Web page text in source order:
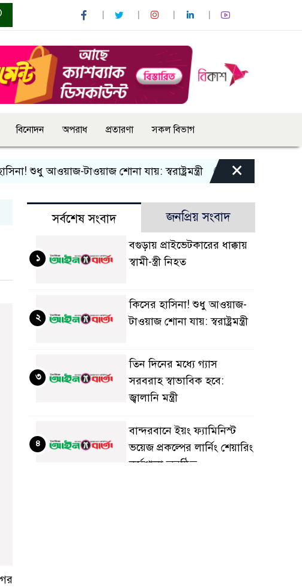
বিনোদন অপরাধ প্রতারণা সকল বিভাগ
শুধু আওয়াজ-টাওয়াজ শোনা যায়: স্বরাষ্ট্রমন্ত্রী তিন দিনের মধ্যে গ্যাস
×
সর্বশেষ সংবাদ জনপ্রিয় সংবাদ
বগুড়ায় প্রাইভেটকারের ধাক্কায়
স্বামী-স্ত্রী নিহত
১
কিসের হাসিনা! শুধু আওয়াজ-
টাওয়াজ শোনা যায়: স্বরাষ্ট্রমন্ত্রী
২
তিন দিনের মধ্যে গ্যাস
সরবরাহ স্বাভাবিক হবে:
জ্বালানি মন্ত্রী
৩
বান্দরবানে ইয়ং ফ্যামিনিস্ট
ভয়েজ প্রকল্পের লার্নিং শেয়ারিং
কর্মশালা অনুষ্ঠিত
৪